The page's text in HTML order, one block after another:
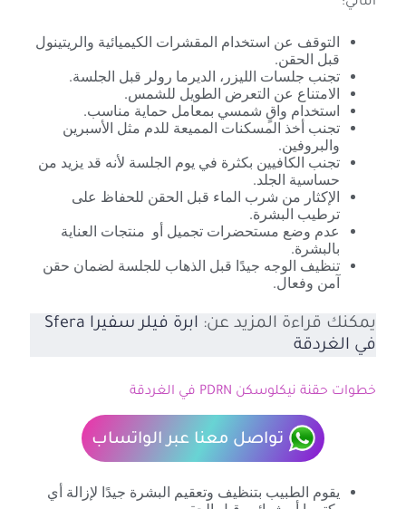
التالي:
التوقف عن استخدام المقشرات الكيميائية والريتينول
قبل الحقن.
تجنب جلسات الليزر، الديرما رولر قبل الجلسة.
الامتناع عن التعرض الطويل للشمس.
استخدام واقٍ شمسي بمعامل حماية مناسب.
تجنب أخذ المسكنات المميعة للدم مثل الأسبرين
والبروفين.
تجنب الكافيين بكثرة في يوم الجلسة لأنه قد يزيد من
حساسية الجلد.
الإكثار من شرب الماء قبل الحقن للحفاظ على
ترطيب البشرة.
عدم وضع مستحضرات تجميل أو منتجات العناية
بالبشرة.
تنظيف الوجه جيدًا قبل الذهاب للجلسة لضمان حقن
آمن وفعال.
يمكنك قراءة المزيد عن:
ابرة فيلر سفيرا Sfera
في الغردقة
خطوات حقنة نيكلوسكن PDRN في الغردقة
تواصل معنا عبر الواتساب
يقوم الطبيب بتنظيف وتعقيم البشرة جيدًا لإزالة أي